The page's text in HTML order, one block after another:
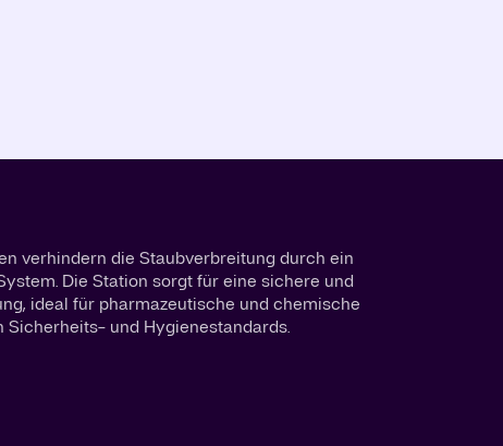
verhindern die Staubverbreitung durch ein
Die Station sorgt für eine sichere und
ideal für pharmazeutische und chemische
und Hygienestandards.